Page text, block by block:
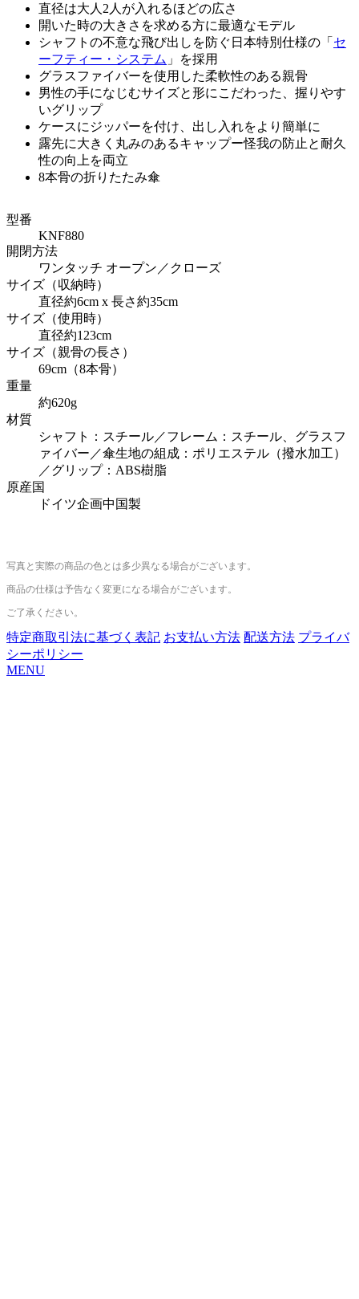
直径は大人2人が入れるほどの広さ
開いた時の大きさを求める方に最適なモデル
シャフトの不意な飛び出しを防ぐ日本特別仕様の「 セ
ーフティー・システム 」を採用
グラスファイバーを使用した柔軟性のある親骨
男性の手になじむサイズと形にこだわった、握りやす
いグリップ
ケースにジッパーを付け、出し入れをより簡単に
露先に大きく丸みのあるキャップー怪我の防止と耐久
性の向上を両立
8本骨の折りたたみ傘
型番
KNF880
開閉方法
ワンタッチ オープン／クローズ
サイズ（収納時）
直径約6cm x 長さ約35cm
サイズ（使用時）
直径約123cm
サイズ（親骨の長さ）
69cm（8本骨）
重量
約620g
材質
シャフト：スチール／フレーム：スチール、グラスフ
ァイバー／傘生地の組成：ポリエステル（撥水加工）
／グリップ：ABS樹脂
原産国
ドイツ企画中国製
写真と実際の商品の色とは多少異なる場合がございます。
商品の仕様は予告なく変更になる場合がございます。
ご了承ください。
特定商取引法に基づく表記 お支払い方法 配送方法 プライバ
シーポリシー
MENU